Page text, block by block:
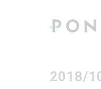
2018/